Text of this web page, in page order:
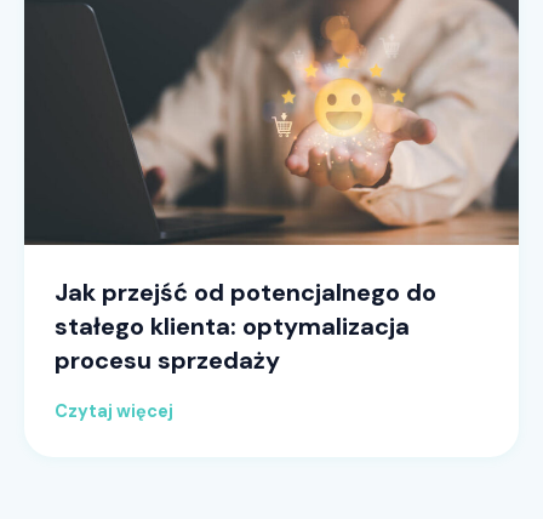
Jak przejść od potencjalnego do
stałego klienta: optymalizacja
procesu sprzedaży
Czytaj więcej